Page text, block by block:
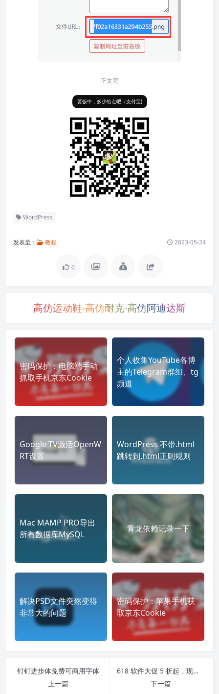
正文完
要饭中，多少给点吧（支付宝)
WordPress
发表至： 教程 2023-05-24
0
高仿运动鞋-高仿耐克-高仿阿迪达斯
密码保护：电脑端手动
抓取手机京东Cookie
个人收集YouTube各博
主的Telegram群组、tg
频道
Google TV激活OpenW
RT设置
WordPress 不带.html
跳转到.html正则规则
Mac MAMP PRO导出
所有数据库MySQL
青龙依赖记录一下
解决PSD文件突然变得
非常大的问题
密码保护：苹果手机获
取京东Cookie
钉钉进步体免费可商用字体
上一篇
618 软件大促 5 折起，现在开抢！Eagle、Xmind年度折扣限时解锁！
下一篇